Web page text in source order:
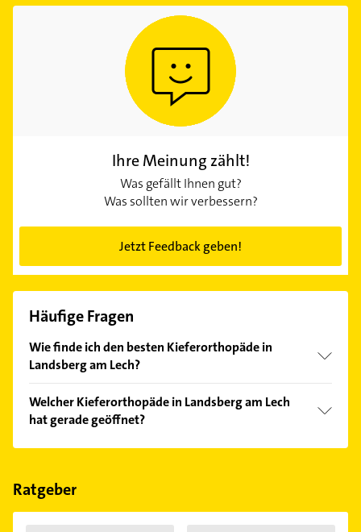
Ihre Meinung zählt!
Was gefällt Ihnen gut?
Was sollten wir verbessern?
Jetzt Feedback geben!
Häufige Fragen
Wie finde ich den besten Kieferorthopäde in
Landsberg am Lech?
Kundenmeinungen und profitieren Sie von den
Empfehlungen. Die Suchergebnisse können Sie sich
einfach nachBewertungensortiert anzeigen lassen.
Welcher Kieferorthopäde in Landsberg am Lech
hat gerade geöffnet?
Im Anbieter-Bereich finden Sie alleÖffnungszeiten.
Feiertagen abweichen können.
Ratgeber